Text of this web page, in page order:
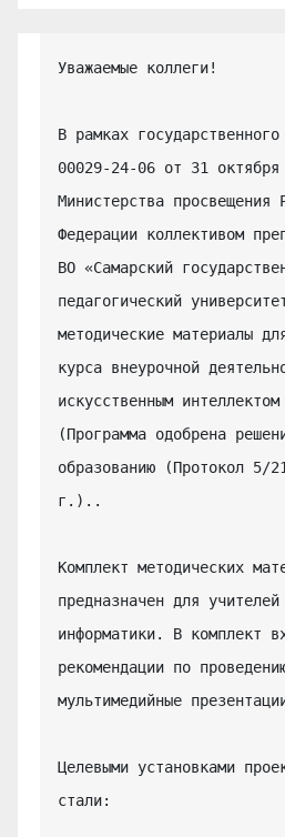
Уважаемые коллеги!
В рамках
00029-24-06 от 31 октября
Министерства просвещения
Федерации коллективом
ВО «Самарский
педагогический
методические материалы
курса внеурочной
искусственным
(Программа одобрена
образованию (Протокол 5/
г.)..
Комплект методических
предназначен для
информатики. В комплект
рекомендации по
мультимедийные
Целевыми установками
стали: